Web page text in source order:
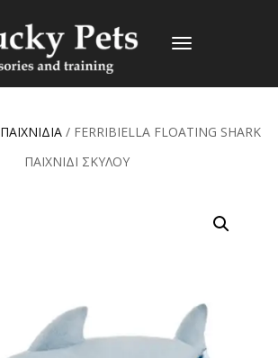
TOGGLE
ΠΑΙΧΝΙΔΙΑ / FERRIBIELLA FLOATING SHARK
ΠΑΙΧΝΙΔΙ ΣΚΥΛΟΥ